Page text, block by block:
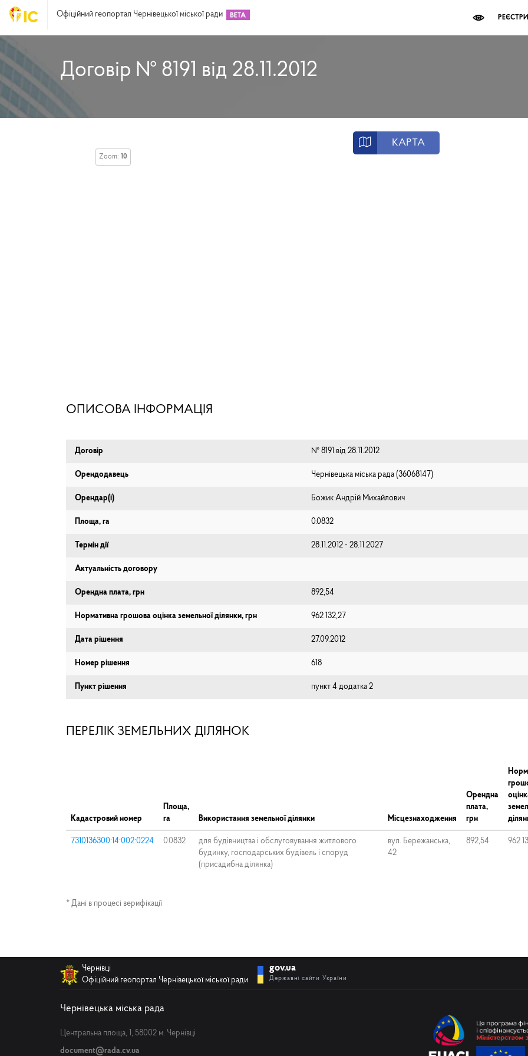
Офіційний геопортал Чернівецької міської ради РЕЄСТРИ
Договір № 8191 від 28.11.2012
КАРТА
Zoom: 10
ОПИСОВА ІНФОРМАЦІЯ
Договір № 8191 від 28.11.2012
Орендодавець Чернівецька міська рада (⁨36068147⁩)
Орендар(і) Божик Андрій Михайлович
Площа, га 0.0832
Термін дії 28.11.2012 - 28.11.2027
Актуальність договору
Орендна плата, грн 892,54
Нормативна грошова оцінка земельної ділянки, грн 962 132,27
Дата рішення 27.09.2012
Номер рішення 618
Пункт рішення пункт 4 додатка 2
ПЕРЕЛІК ЗЕМЕЛЬНИХ ДІЛЯНОК
Кадастровий номер
Площа,
га
Використання земельної ділянки Місцезнаходження
Орендна
плата,
грн
7310136300:14:002:0224 0.0832
для будівництва і обслуговування житлового
будинку, господарських будівель і споруд
(присадибна ділянка)
вул. Бережанська,
42
892,54 962
* Дані в процесі верифікації
Чернівці
Офіційний геопортал Чернівецької міської ради
gov.ua
Державні сайти України
Чернівецька міська рада
Центральна площа, 1, 58002 м. Чернівці
document@rada.cv.ua